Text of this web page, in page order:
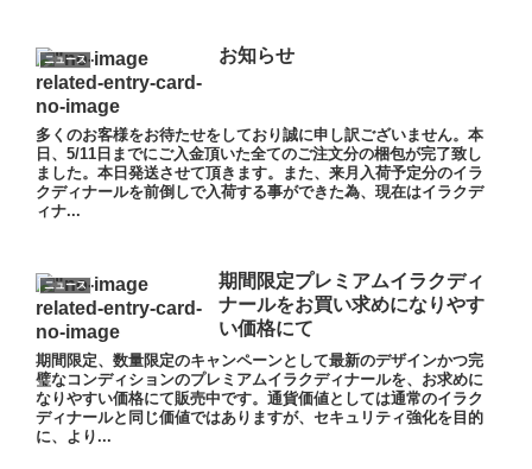
ニュース お知らせ
多くのお客様をお待たせをしており誠に申し訳ございません。本
日、5/11日までにご入金頂いた全てのご注文分の梱包が完了致し
ました。本日発送させて頂きます。また、来月入荷予定分のイラ
クディナールを前倒しで入荷する事ができた為、現在はイラクデ
ィナ...
ニュース
期間限定プレミアムイラクディ
ナールをお買い求めになりやす
い価格にて
期間限定、数量限定のキャンペーンとして最新のデザインかつ完
璧なコンディションのプレミアムイラクディナールを、お求めに
なりやすい価格にて販売中です。通貨価値としては通常のイラク
ディナールと同じ価値ではありますが、セキュリティ強化を目的
に、より...